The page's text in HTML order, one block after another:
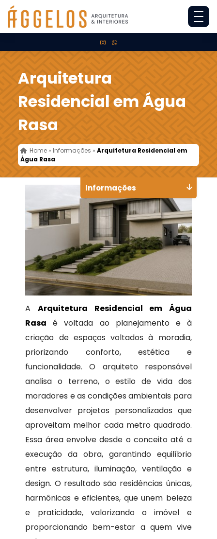
Arquitetura
Residencial em Água
Rasa
Home » Informações »Arquitetura Residencial em
Água Rasa
A Arquitetura Residencial em Água
Rasa é voltada ao planejamento e à
criação de espaços voltados à moradia,
priorizando conforto, estética e
funcionalidade. O arquiteto responsável
analisa o terreno, o estilo de vida dos
moradores e as condições ambientais para
desenvolver projetos personalizados que
aproveitam melhor cada metro quadrado.
Essa área envolve desde o conceito até a
execução da obra, garantindo equilíbrio
entre estrutura, iluminação, ventilação e
design. O resultado são residências únicas,
harmônicas e eficientes, que unem beleza
e praticidade, valorizando o imóvel e
proporcionando bem-estar a quem vive
Informações